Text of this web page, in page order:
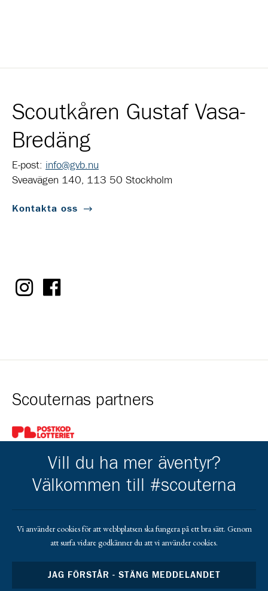
Scoutkåren Gustaf Vasa-
Bredäng
E-post: info@gvb.nu
Sveavägen 140, 113 50 Stockholm
Kontakta oss
Scouternas partners
Gå till pl_50
Kårens partners
Gå till https://gvb.nu/
Vill du ha mer äventyr?
Välkommen till #scouterna
Vi använder cookies för att webbplatsen ska fungera på ett bra sätt. Genom
att surfa vidare godkänner du att vi använder cookies.
JAG FÖRSTÅR - STÄNG MEDDELANDET